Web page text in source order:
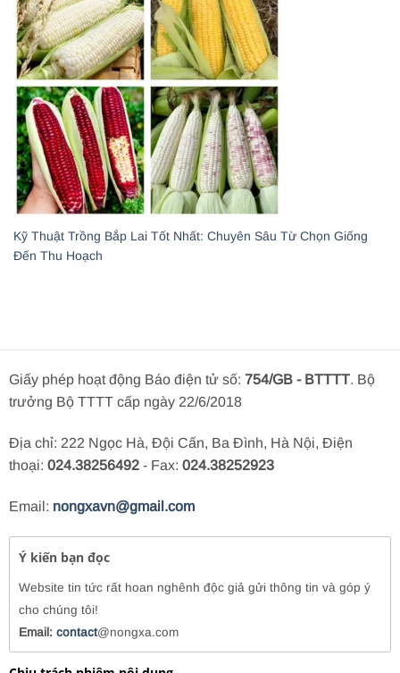
Kỹ Thuật Trồng Bắp Lai Tốt Nhất: Chuyên Sâu Từ Chọn Giống
Đến Thu Hoạch
Giấy phép hoạt động Báo điện tử số: 754/GB - BTTTT. Bộ
trưởng Bộ TTTT cấp ngày 22/6/2018
Địa chỉ: 222 Ngọc Hà, Đội Cấn, Ba Đình, Hà Nội, Điện
thoại: 024.38256492 - Fax: 024.38252923
Email: nongxavn@gmail.com
Ý kiến bạn đọc
Website tin tức rất hoan nghênh độc giả gửi thông tin và góp ý
cho chúng tôi!
Email: contact@nongxa.com